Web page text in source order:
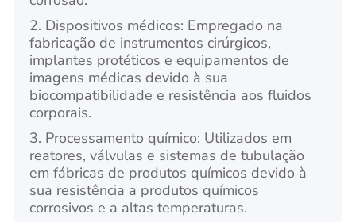
2. Dispositivos médicos: Empregado na
fabricação de instrumentos cirúrgicos,
implantes protéticos e equipamentos de
imagens médicas devido à sua
biocompatibilidade e resistência aos fluidos
corporais.
3. Processamento químico: Utilizados em
reatores, válvulas e sistemas de tubulação
em fábricas de produtos químicos devido à
sua resistência a produtos químicos
corrosivos e a altas temperaturas.